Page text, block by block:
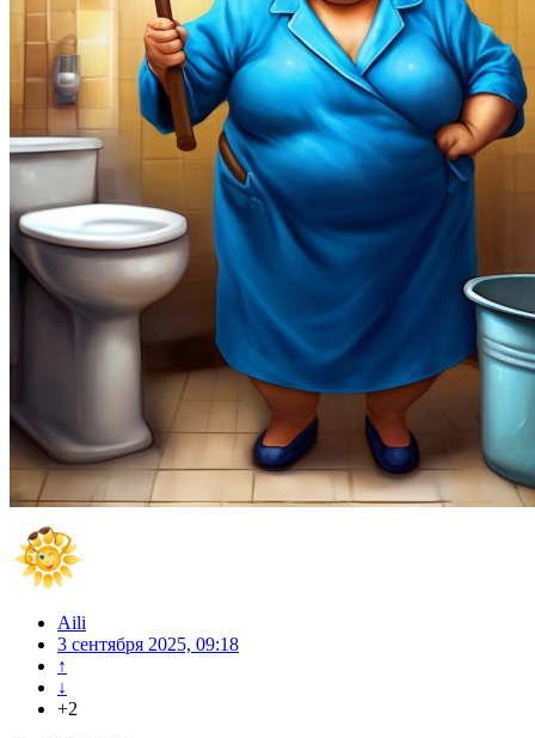
Aili
3 сентября 2025, 09:18
↑
↓
+2